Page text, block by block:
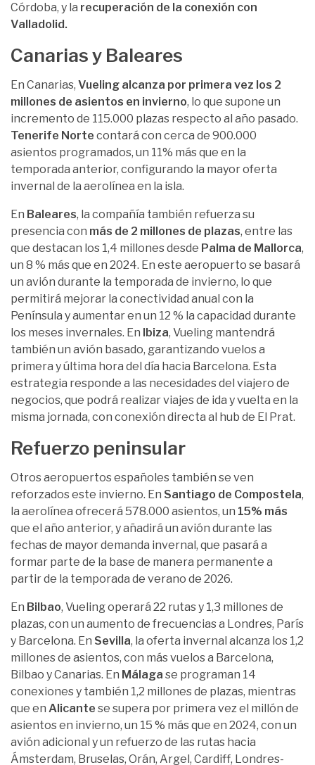
Córdoba, y la recuperación de la conexión con
Valladolid.
Canarias y Baleares
En Canarias, Vueling alcanza por primera vez los 2
millones de asientos en invierno, lo que supone un
incremento de 115.000 plazas respecto al año pasado.
Tenerife Norte contará con cerca de 900.000
asientos programados, un 11% más que en la
temporada anterior, configurando la mayor oferta
invernal de la aerolínea en la isla.
En Baleares, la compañía también refuerza su
presencia con más de 2 millones de plazas, entre las
que destacan los 1,4 millones desde Palma de Mallorca,
un 8 % más que en 2024. En este aeropuerto se basará
un avión durante la temporada de invierno, lo que
permitirá mejorar la conectividad anual con la
Península y aumentar en un 12 % la capacidad durante
los meses invernales. En Ibiza, Vueling mantendrá
también un avión basado, garantizando vuelos a
primera y última hora del día hacia Barcelona. Esta
estrategia responde a las necesidades del viajero de
negocios, que podrá realizar viajes de ida y vuelta en la
misma jornada, con conexión directa al hub de El Prat.
Refuerzo peninsular
Otros aeropuertos españoles también se ven
reforzados este invierno. En Santiago de Compostela,
la aerolínea ofrecerá 578.000 asientos, un 15% más
que el año anterior, y añadirá un avión durante las
fechas de mayor demanda invernal, que pasará a
formar parte de la base de manera permanente a
partir de la temporada de verano de 2026.
En Bilbao, Vueling operará 22 rutas y 1,3 millones de
plazas, con un aumento de frecuencias a Londres, París
y Barcelona. En Sevilla, la oferta invernal alcanza los 1,2
millones de asientos, con más vuelos a Barcelona,
Bilbao y Canarias. En Málaga se programan 14
conexiones y también 1,2 millones de plazas, mientras
que en Alicante se supera por primera vez el millón de
asientos en invierno, un 15 % más que en 2024, con un
avión adicional y un refuerzo de las rutas hacia
Ámsterdam, Bruselas, Orán, Argel, Cardiff, Londres-